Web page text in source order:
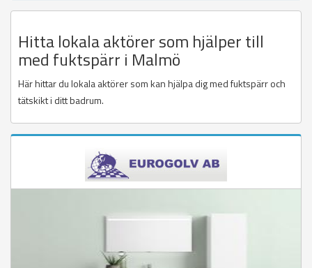
Hitta lokala aktörer som hjälper till
med fuktspärr i Malmö
Här hittar du lokala aktörer som kan hjälpa dig med fuktspärr och
tätskikt i ditt badrum.